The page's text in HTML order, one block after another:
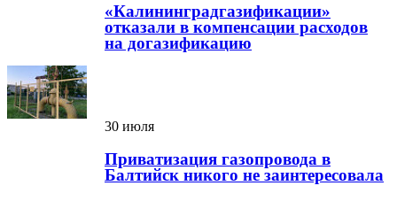
«Калининградгазификации»
отказали в компенсации расходов
на догазификацию
30 июля
Приватизация газопровода в
Балтийск никого не заинтересовала